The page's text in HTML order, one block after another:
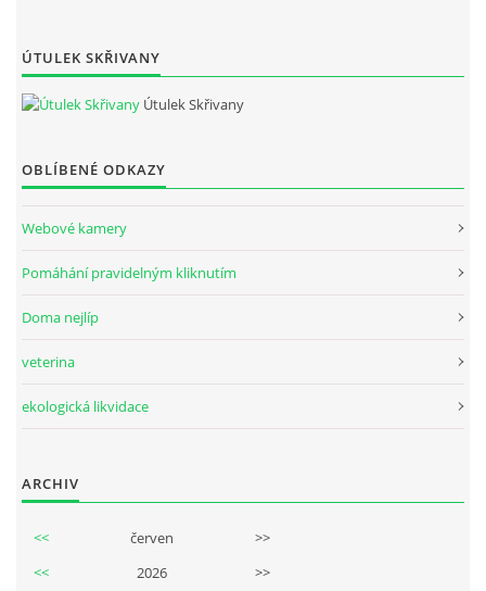
ÚTULEK SKŘIVANY
Útulek Skřivany
OBLÍBENÉ ODKAZY
Webové kamery
Pomáhání pravidelným kliknutím
Doma nejlíp
veterina
ekologická likvidace
ARCHIV
<< červen
>>
<<
2026
>>